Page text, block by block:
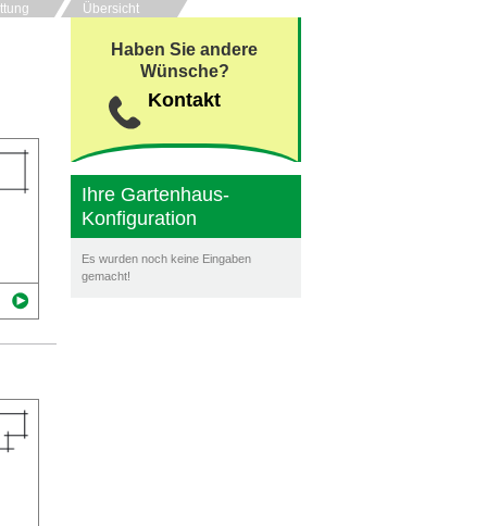
Übersicht
Haben Sie andere
Wünsche?
Kontakt
Ihre Gartenhaus-
Konfiguration
Es wurden noch keine Eingaben
gemacht!